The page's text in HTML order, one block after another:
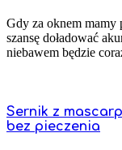
Gdy za oknem mamy
szansę doładować
niebawem będzie
Sernik z
bez pieczenia